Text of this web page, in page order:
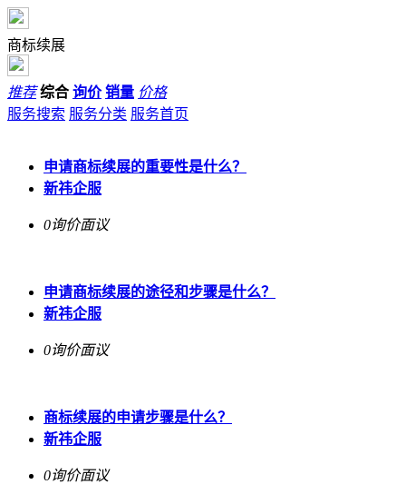
商标续展
推荐 综合 询价 销量 价格
服务搜索 服务分类 服务首页
申请商标续展的重要性是什么？
新祎企服
0询价面议
申请商标续展的途径和步骤是什么？
新祎企服
0询价面议
商标续展的申请步骤是什么？
新祎企服
0询价面议